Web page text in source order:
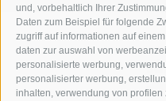
und, vorbehaltlich Ihrer
Daten zum Beispiel für folgende
zugriff auf informationen auf
daten zur auswahl von
personalisierte werbung,
personalisierter werbung,
inhalten, verwendung von